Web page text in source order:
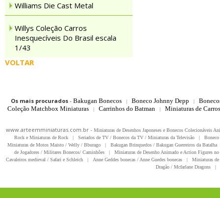
Williams Die Cast Metal
Willys Coleção Carros
Inesquecíveis Do Brasil escala
1/43
VOLTAR
Os mais procurados- Bakugan Bonecos | Boneco Johnny Depp |
Coleção Matchbox Miniaturas
| Carrinhos do Batman | Miniaturas de
www.arteemminiaturas.com.br - Miniaturas de Desenhos Japoneses e Bonecos Colecionáveis
Rock e Miniaturas de Rock
| Seriados de TV / Bonecos da TV / Miniaturas da Televisão |
Miniaturas de Motos Maisto / Welly / Bburago
| Bakugan Brinquedos / Bakugan Guerreiros da Batalha
de Jogadores / Militares Bonecos/ Caminhões
|
Miniaturas de Desenho Animado e Action Figures
Cavaleiros medieval / Safari e Schleich
| Anne Geddes bonecas / Anne Guedes bonecas |
Miniaturas
Dragão / Mcfarlane Dragons
|